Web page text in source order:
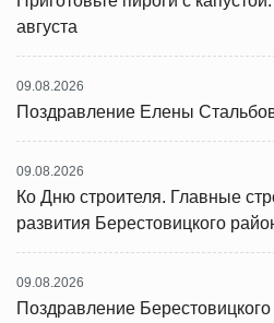
августа
09.08.2026
Поздравление Елены
09.08.2026
Ко Дню строителя. Главные
развития Берестовицкого
09.08.2026
Поздравление